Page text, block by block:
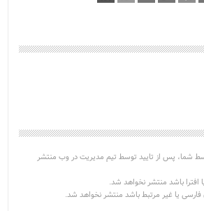
شما، پس از تایید توسط تیم مدیریت در وب منتشر
باشد منتشر نخواهد شد.
فارسی یا غیر مرتبط باشد منتشر نخواهد شد.